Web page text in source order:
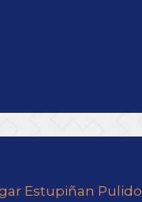
Estupiñan Pulido